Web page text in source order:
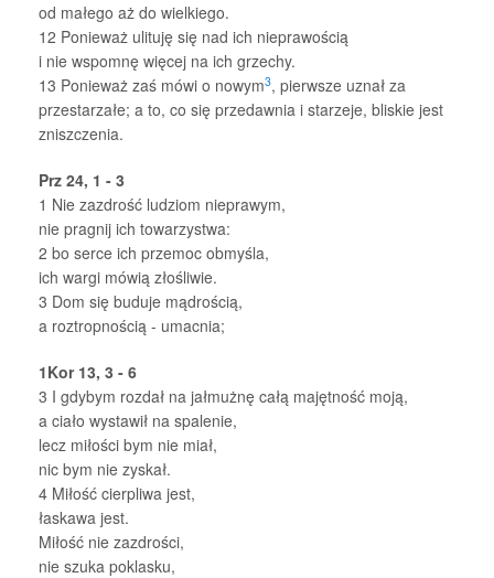
od małego aż do wielkiego.
12 Ponieważ ulituję się nad ich nieprawością
i nie wspomnę więcej na ich grzechy.
13 Ponieważ zaś mówi o nowym3, pierwsze uznał za
przestarzałe; a to, co się przedawnia i starzeje, bliskie jest
zniszczenia.
Prz 24, 1 - 3
1 Nie zazdrość ludziom nieprawym,
nie pragnij ich towarzystwa:
2 bo serce ich przemoc obmyśla,
ich wargi mówią złośliwie.
3 Dom się buduje mądrością,
a roztropnością - umacnia;
1Kor 13, 3 - 6
3 I gdybym rozdał na jałmużnę całą majętność moją,
a ciało wystawił na spalenie,
lecz miłości bym nie miał,
nic bym nie zyskał.
4 Miłość cierpliwa jest,
łaskawa jest.
Miłość nie zazdrości,
nie szuka poklasku,